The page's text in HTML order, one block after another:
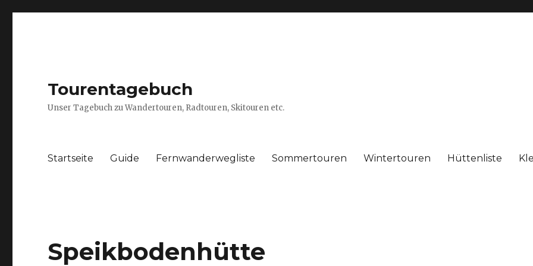
Tourentagebuch
Unser Tagebuch zu Wandertouren, Radtouren, Skitouren etc.
Startseite Guide Fernwanderwegliste Sommertouren Wintertouren Hüttenliste
Speikbodenhütte